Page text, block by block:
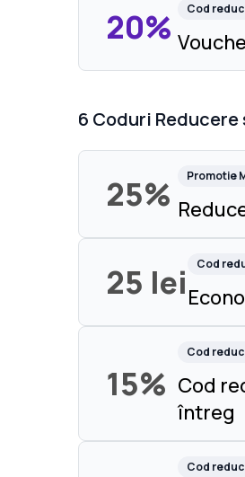
20% Cod
6 Coduri
25% Promotie
25 lei Cod
15%
Cod
Cod
întreg
Cod